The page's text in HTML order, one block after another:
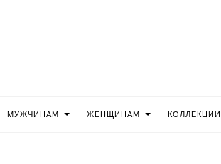
МУЖЧИНАМ ЖЕНЩИНАМ КОЛЛЕКЦИИ